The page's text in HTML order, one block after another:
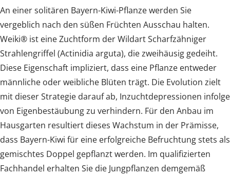
An einer solitären Bayern-Kiwi-Pflanze werden Sie
vergeblich nach den süßen Früchten Ausschau halten.
Weiki® ist eine Zuchtform der Wildart Scharfzähniger
Strahlengriffel (Actinidia arguta), die zweihäusig gedeiht.
Diese Eigenschaft impliziert, dass eine Pflanze entweder
männliche oder weibliche Blüten trägt. Die Evolution zielt
mit dieser Strategie darauf ab, Inzuchtdepressionen infolge
von Eigenbestäubung zu verhindern. Für den Anbau im
Hausgarten resultiert dieses Wachstum in der Prämisse,
dass Bayern-Kiwi für eine erfolgreiche Befruchtung stets als
gemischtes Doppel gepflanzt werden. Im qualifizierten
Fachhandel erhalten Sie die Jungpflanzen demgemäß